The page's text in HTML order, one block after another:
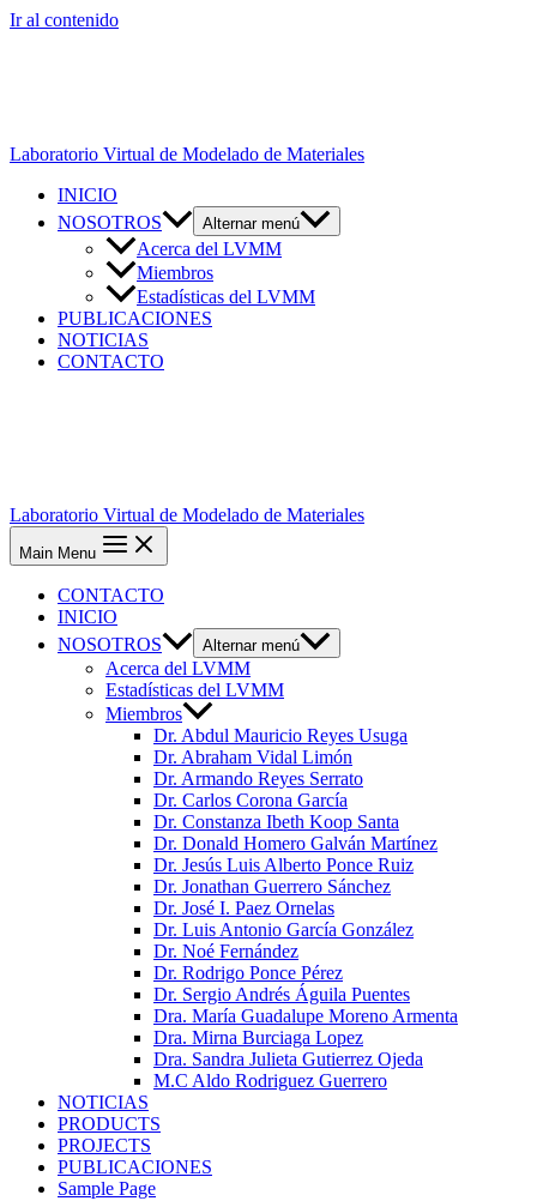
Ir al contenido
Laboratorio Virtual de Modelado de Materiales
INICIO
NOSOTROS
Alternar menú
Acerca del LVMM
Miembros
Estadísticas del LVMM
PUBLICACIONES
NOTICIAS
CONTACTO
Laboratorio Virtual de Modelado de Materiales
Main Menu
CONTACTO
INICIO
NOSOTROS
Alternar menú
Acerca del LVMM
Estadísticas del LVMM
Miembros
Dr. Abdul Mauricio Reyes Usuga
Dr. Abraham Vidal Limón
Dr. Armando Reyes Serrato
Dr. Carlos Corona García
Dr. Constanza Ibeth Koop Santa
Dr. Donald Homero Galván Martínez
Dr. Jesús Luis Alberto Ponce Ruiz
Dr. Jonathan Guerrero Sánchez
Dr. José I. Paez Ornelas
Dr. Luis Antonio García González
Dr. Noé Fernández
Dr. Rodrigo Ponce Pérez
Dr. Sergio Andrés Águila Puentes
Dra. María Guadalupe Moreno Armenta
Dra. Mirna Burciaga Lopez
Dra. Sandra Julieta Gutierrez Ojeda
M.C Aldo Rodriguez Guerrero
NOTICIAS
PRODUCTS
PROJECTS
PUBLICACIONES
Sample Page